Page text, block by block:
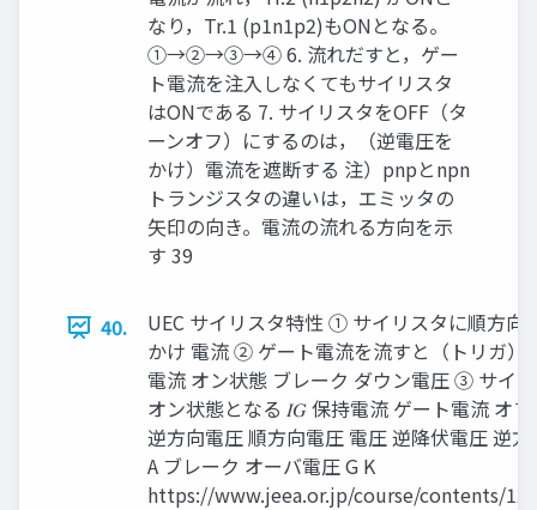
なり，Tr.1 (p1n1p2)もONとなる。
①→②→③→④ 6. 流れだすと，ゲー
ト電流を注入しなくてもサイリスタ
はONである 7. サイリスタをOFF（タ
ーンオフ）にするのは，（逆電圧を
かけ）電流を遮断する 注）pnpとnpn
トランジスタの違いは，エミッタの
矢印の向き。電流の流れる方向を示
す 39
40.
UEC サイリスタ特性 ① サイリスタに順方向
かけ 電流 ② ゲート電流を流すと（トリガ）
電流 オン状態 ブレーク ダウン電圧 ③ サイ
オン状態となる 𝐼𝐺 保持電流 ゲート電流 オ
逆方向電圧 順方向電圧 電圧 逆降伏電圧 逆
A ブレーク オーバ電圧 G K
https://www.jeea.or.jp/course/contents/